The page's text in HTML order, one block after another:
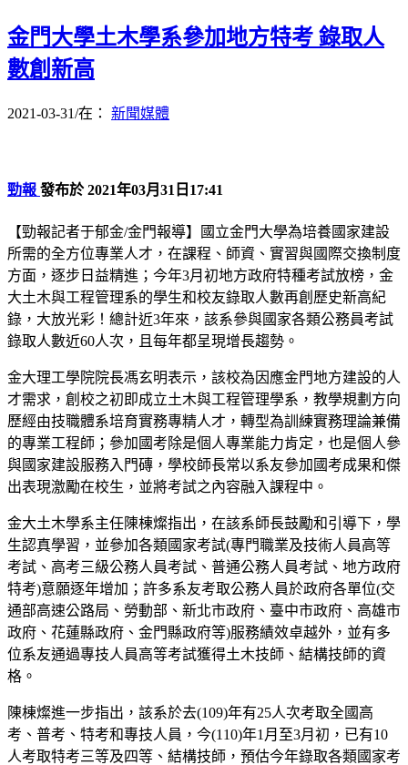
金門大學土木學系參加地方特考 錄取人
數創新高
2021-03-31/在： 新聞媒體
勁報 發布於 2021年03月31日17:41
【勁報記者于郁金/金門報導】國立金門大學為培養國家建設
所需的全方位專業人才，在課程、師資、實習與國際交換制度
方面，逐步日益精進；今年3月初地方政府特種考試放榜，金
大土木與工程管理系的學生和校友錄取人數再創歷史新高紀
錄，大放光彩！總計近3年來，該系參與國家各類公務員考試
錄取人數近60人次，且每年都呈現增長趨勢。
金大理工學院院長馮玄明表示，該校為因應金門地方建設的人
才需求，創校之初即成立土木與工程管理學系，教學規劃方向
歷經由技職體系培育實務專精人才，轉型為訓練實務理論兼備
的專業工程師；參加國考除是個人專業能力肯定，也是個人參
與國家建設服務入門磚，學校師長常以系友參加國考成果和傑
出表現激勵在校生，並將考試之內容融入課程中。
金大土木學系主任陳棟燦指出，在該系師長鼓勵和引導下，學
生認真學習，並參加各類國家考試(專門職業及技術人員高等
考試、高考三級公務人員考試、普通公務人員考試、地方政府
特考)意願逐年增加；許多系友考取公務人員於政府各單位(交
通部高速公路局、勞動部、新北市政府、臺中市政府、高雄市
政府、花蓮縣政府、金門縣政府等)服務績效卓越外，並有多
位系友通過專技人員高等考試獲得土木技師、結構技師的資
格。
陳棟燦進一步指出，該系於去(109)年有25人次考取全國高
考、普考、特考和專技人員，今(110)年1月至3月初，已有10
人考取特考三等及四等、結構技師，預估今年錄取各類國家考